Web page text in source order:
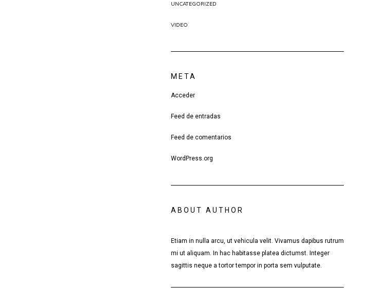
UNCATEGORIZED
VIDEO
META
Acceder
Feed de entradas
Feed de comentarios
WordPress.org
ABOUT AUTHOR
Etiam in nulla arcu, ut vehicula velit. Vivamus dapibus rutrum
mi ut aliquam. In hac habitasse platea dictumst. Integer
sagittis neque a tortor tempor in porta sem vulputate.